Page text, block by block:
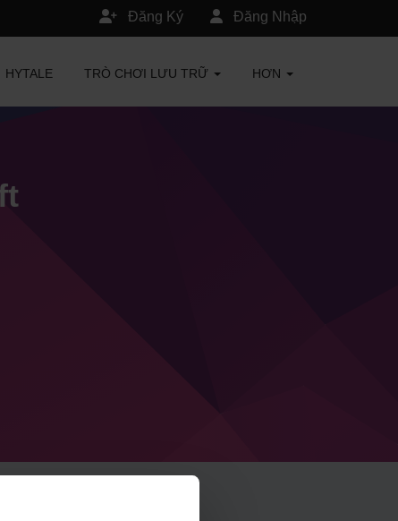
Đăng Nhập
Đăng Ký
HYTALE TRÒ CHƠI LƯU TRỮ HƠN